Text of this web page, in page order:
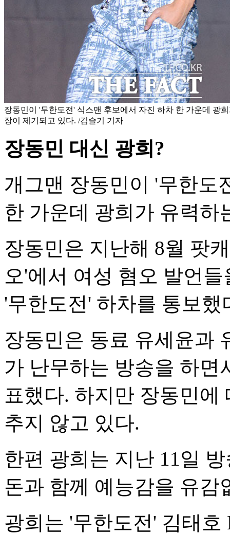
장동민이 '무한도전' 식스맨 후보에서 자진 하차 한 가운데 광
장이 제기되고 있다. /김슬기 기자
장동민 대신 광희?
개그맨 장동민이 '무한도
한 가운데 광희가 유력하
장동민은 지난해 8월 팟
오'에서 여성 혐오 발언
'무한도전' 하차를 통보했
장동민은 동료 유세윤과
가 난무하는 방송을 하면
표했다. 하지만 장동민
추지 않고 있다.
한편 광희는 지난 11일
돈과 함께 예능감을 유감
광희는 '무한도전' 김태